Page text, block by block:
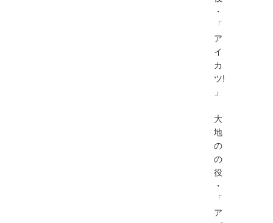
・
「
ア
イ
カ
ツ!
」
大
地
の
の
役
・
「
ア